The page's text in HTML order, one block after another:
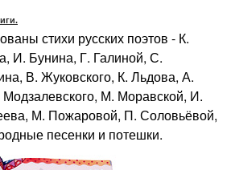
стихи русских поэтов - К.
И. Бунина, Г. Галиной, С.
В. Жуковского, К. Льдова, А.
М. Моравской, И.
М. Пожаровой, П. Соловьёвой,
песенки и потешки.